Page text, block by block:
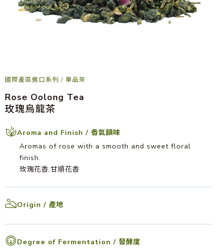
國際產區進口系列 / 單品茶
Rose Oolong Tea
玫瑰烏龍茶
Aroma and Finish / 香氣韻味
Aromas of rose with a smooth and sweet floral
finish.
玫瑰花香,甘順花香
Origin / 產地
Degree of Fermentation / 發酵度